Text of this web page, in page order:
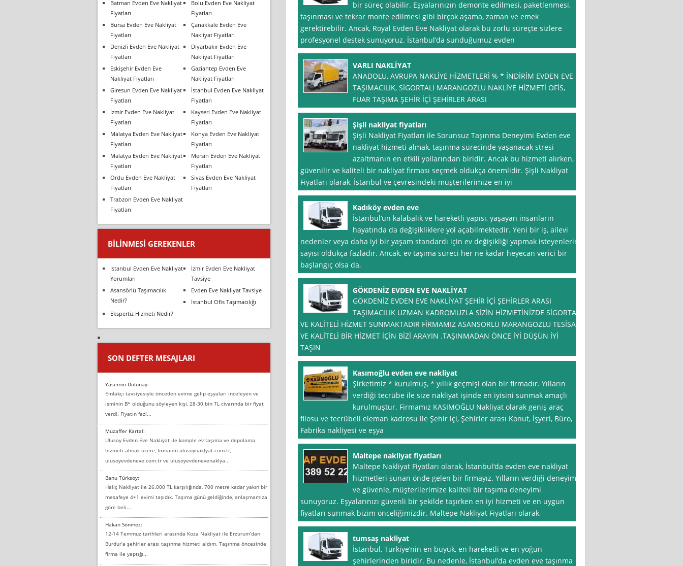
bir süreç olabilir. Eşyalarınızın demonte edilmesi, paketlenmesi,
taşınması ve tekrar monte edilmesi gibi birçok aşama, zaman ve emek
gerektirebilir. Ancak, Royal Evden Eve Nakliyat olarak bu zorlu süreçte sizlere
profesyonel destek sunuyoruz. İstanbul’da sunduğumuz evden
VARLI NAKLİYAT
ANADOLU, AVRUPA NAKLİYE HİZMETLERİ % * İNDİRİM EVDEN EVE
TAŞIMACILIK, SİGORTALI MARANGOZLU NAKLİYE HİZMETİ OFİS,
FUAR TAŞIMA ŞEHİR İÇİ ŞEHİRLER ARASI
Şişli nakliyat fiyatları
Şişli Nakliyat Fiyatları ile Sorunsuz Taşınma Deneyimi Evden eve
nakliyat hizmeti almak, taşınma sürecinde yaşanacak stresi
azaltmanın en etkili yollarından biridir. Ancak bu hizmeti alırken,
güvenilir ve kaliteli bir nakliyat firması seçmek oldukça önemlidir. Şişli Nakliyat
Fiyatları olarak, İstanbul ve çevresindeki müşterilerimize en iyi
Kadıköy evden eve
İstanbul‘un kalabalık ve hareketli yapısı, yaşayan insanların
hayatında da değişikliklere yol açabilmektedir. Yeni bir iş, ailevi
nedenler veya daha iyi bir yaşam standardı için ev değişikliği yapmak isteyenlerin
sayısı oldukça fazladır. Ancak, ev taşıma süreci her ne kadar heyecan verici bir
başlangıç olsa da,
GÖKDENİZ EVDEN EVE NAKLİYAT
GÖKDENİZ EVDEN EVE NAKLİYAT ŞEHİR İÇİ ŞEHİRLER ARASI
TAŞIMACILIK UZMAN KADROMUZLA SİZİN HİZMETİNİZDE SİGORTA
VE KALİTELİ HİZMET SUNMAKTADIR FİRMAMIZ ASANSÖRLÜ MARANGOZLU TESİSAT
VE KALİTELİ BİR HİZMET İÇİN BİZİ ARAYIN .TAŞINMADAN ÖNCE İYİ DÜŞÜN İYİ
TAŞIN
Kasımoğlu evden eve nakliyat
Şirketimiz * kurulmuş, * yıllık geçmişi olan bir firmadır. Yılların
verdiği tecrübe ile size nakliyat işinde en iyisini sunmak amaçlı
kurulmuştur. Firmamız KASIMOĞLU Nakliyat olarak geniş araç
filosu ve tecrübeli eleman kadrosu ile Şehir içi, Şehirler arası Konut, İşyeri, Büro,
Fabrika nakliyesi ve eşya
Maltepe nakliyat fiyatları
Maltepe Nakliyat Fiyatları olarak, İstanbul‘da evden eve nakliyat
hizmetleri sunan önde gelen bir firmayız. Yılların verdiği deneyim
ve güvenle, müşterilerimize kaliteli bir taşıma deneyimi
sunuyoruz. Eşyalarınızı güvenli bir şekilde taşırken en iyi hizmeti ve en uygun
fiyatları sunmak bizim önceliğimizdir. Maltepe Nakliyat Fiyatları olarak,
tumsaş nakliyat
İstanbul, Türkiye’nin en büyük, en hareketli ve en yoğun
şehirlerinden biridir. Bu nedenle, İstanbul’da evden eve taşınma
Batman Evden Eve Nakliyat
Fiyatları
Bolu Evden Eve Nakliyat
Fiyatları
Bursa Evden Eve Nakliyat
Fiyatları
Çanakkale Evden Eve
Nakliyat Fiyatları
Denizli Evden Eve Nakliyat
Fiyatları
Diyarbakır Evden Eve
Nakliyat Fiyatları
Eskişehir Evden Eve
Nakliyat Fiyatları
Gaziantep Evden Eve
Nakliyat Fiyatları
Giresun Evden Eve Nakliyat
Fiyatları
İstanbul Evden Eve Nakliyat
Fiyatları
İzmir Evden Eve Nakliyat
Fiyatları
Kayseri Evden Eve Nakliyat
Fiyatları
Malatya Evden Eve Nakliyat
Fiyatları
Konya Evden Eve Nakliyat
Fiyatları
Malatya Evden Eve Nakliyat
Fiyatları
Mersin Evden Eve Nakliyat
Fiyatları
Ordu Evden Eve Nakliyat
Fiyatları
Sivas Evden Eve Nakliyat
Fiyatları
Trabzon Evden Eve Nakliyat
Fiyatları
BILINMESI GEREKENLER
İstanbul Evden Eve Nakliyat
Yorumları
İzmir Evden Eve Nakliyat
Tavsiye
Asansörlü Taşımacılık
Nedir?
Evden Eve Nakliyat Tavsiye
İstanbul Ofis Taşımacılığı
Ekspertiz Hizmeti Nedir?
SON DEFTER MESAJLARI
Yasemin Dolunay:
Emlakçı tavsiyesiyle önceden evime gelip eşyaları inceleyen ve
isminin B* olduğunu söyleyen kişi, 28-30 bin TL civarında bir fiyat
verdi. Fiyatın fazl...
Muzaffer Kartal:
Ulusoy Evden Eve Nakliyat ile komple ev taşıma ve depolama
hizmeti almak üzere, firmanın ulusoynaklyat.com.tr,
ulusoyevdeneve.com.tr ve ulusoyevdenevenaklya...
Banu Türksoy:
Haliç Nakliyat ile 26.000 TL karşılığında, 700 metre kadar yakın bir
mesafeye 4+1 evimi taşıdık. Taşıma günü geldiğinde, anlaşmamıza
göre beli...
Hakan Sönmez:
12-14 Temmuz tarihleri arasında Koza Nakliyat ile Erzurum’dan
Burdur’a şehirler arası taşınma hizmeti aldım. Taşınma öncesinde
firma ile yaptığı...